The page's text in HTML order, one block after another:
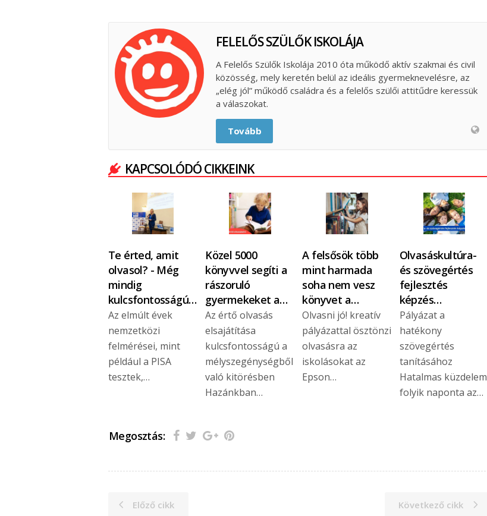
FELELŐS SZÜLŐK ISKOLÁJA
A Felelős Szülők Iskolája 2010 óta működő aktív szakmai és civil
közösség, mely keretén belül az ideális gyermeknevelésre, az
„elég jól” működő családra és a felelős szülői attitűdre keressük
a válaszokat.
Tovább
KAPCSOLÓDÓ CIKKEINK
Te érted, amit
olvasol? - Még
mindig
kulcsfontosságú…
Az elmúlt évek
nemzetközi
felmérései, mint
például a PISA
tesztek,…
Közel 5000
könyvvel segíti a
rászoruló
gyermekeket a…
Az értő olvasás
elsajátítása
kulcsfontosságú a
mélyszegénységből
való kitörésben
Hazánkban…
A felsősök több
mint harmada
soha nem vesz
könyvet a…
Olvasni jó! kreatív
pályázattal ösztönzi
olvasásra az
iskolásokat az
Epson…
Olvasáskultúra-
és szövegértés
fejlesztés
képzés…
Pályázat a
hatékony
szövegértés
tanításához
Hatalmas küzdelem
folyik naponta az…
Megosztás:
Előző cikk Következő cikk